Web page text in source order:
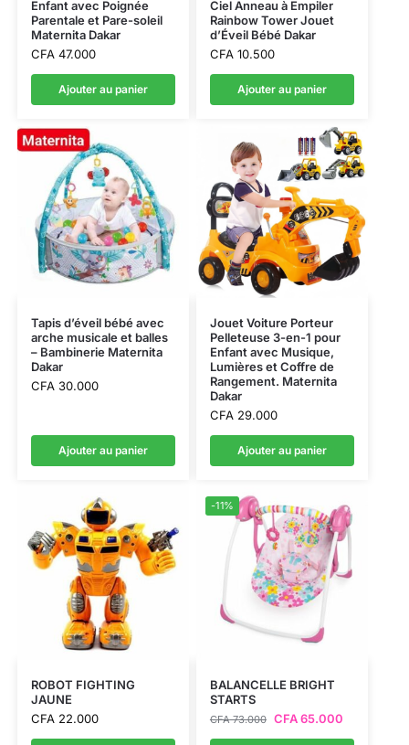
Enfant avec Poignée
Parentale et Pare-soleil
Maternita Dakar
CFA47.000
Ajouter au panier
Ciel Anneau à Empiler
Rainbow Tower Jouet
d’Éveil Bébé Dakar
CFA10.500
Ajouter au panier
Tapis d’éveil bébé avec
arche musicale et balles
– Bambinerie Maternita
Dakar
CFA30.000
Ajouter au panier
Jouet Voiture Porteur
Pelleteuse 3-en-1 pour
Enfant avec Musique,
Lumières et Coffre de
Rangement. Maternita
Dakar
CFA29.000
Ajouter au panier
ROBOT FIGHTING
JAUNE
CFA22.000
-11%
BALANCELLE BRIGHT
STARTS
CFA73.000 CFA65.000